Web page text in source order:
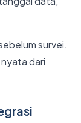
survei.
dari